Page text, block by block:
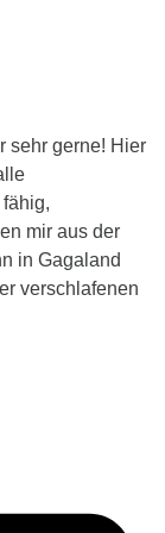
sehr gerne! Hier
mir aus der
in Gagaland
verschlafenen